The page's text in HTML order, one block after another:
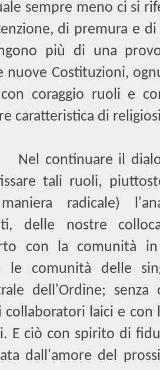
sempre meno ci si
di premura e
più di una
nuove Costituzioni,
coraggio ruoli e
caratteristica di
Nel continuare il
tali ruoli,
radicale)
delle nostre
con la comunità
le comunità delle
dell'Ordine; senza
laici e con
E ciò con spirito di
dall'amore del